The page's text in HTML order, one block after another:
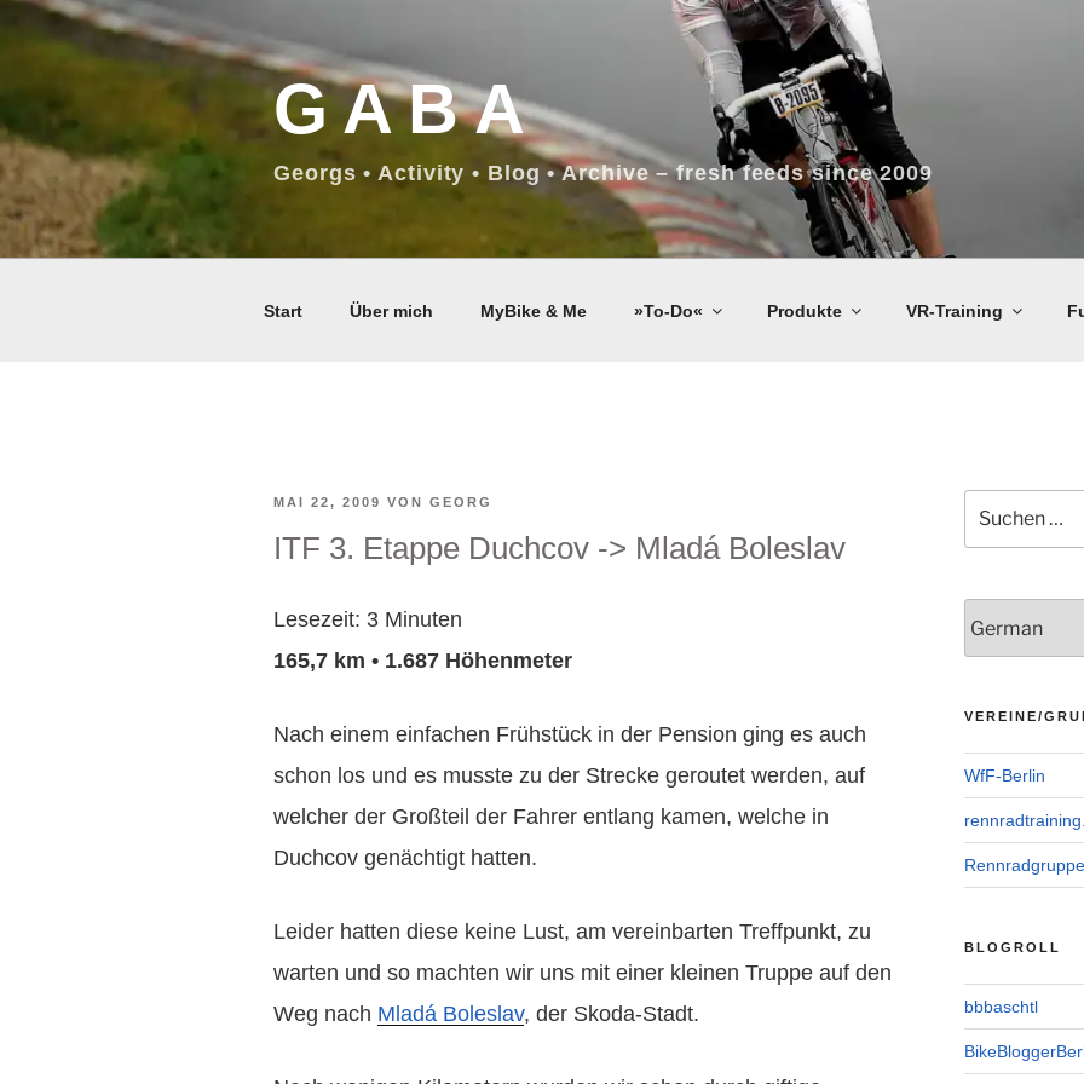
GABA
Georgs • Activity • Blog • Archive – fresh feeds since 2009
Start Über mich MyBike & Me »To-Do« Produkte VR-Training
VERÖFFENTLICHT
AM
MAI 22, 2009 VON GEORG
ITF 3. Etappe Duchcov -> Mladá Boleslav
Lesezeit: 3 Minuten
165,7 km • 1.687 Höhenmeter
Nach einem einfachen Frühstück in der Pension ging es auch
schon los und es musste zu der Strecke geroutet werden, auf
welcher der Großteil der Fahrer entlang kamen, welche in
Duchcov genächtigt hatten.
Leider hatten diese keine Lust, am vereinbarten Treffpunkt, zu
warten und so machten wir uns mit einer kleinen Truppe auf den
Weg nach Mladá Boleslav, der Skoda-Stadt.
nach:
VEREINE/
WfF-Berlin
Rennradgruppe
BLOGROLL
bbbaschtl